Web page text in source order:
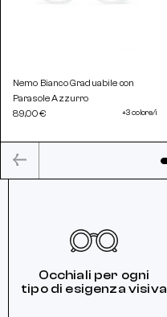
Nemo Bianco Graduabile con
Parasole Azzurro
89,00 €
+3 colore/i
Occhiali per ogni
tipo di esigenza visiva